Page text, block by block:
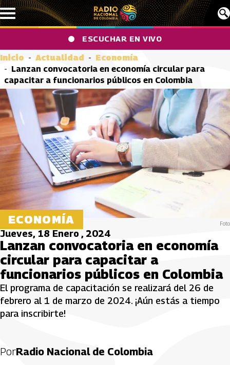
Pasar al contenido principal
ESCUCHAR EN VIVO
Inicio Actualidad
Economía
Lanzan convocatoria en economía circular para
capacitar a funcionarios públicos en Colombia
ECONOMÍA Foto
Jueves, 18 Enero , 2024
Lanzan convocatoria en economía
circular para capacitar a
funcionarios públicos en Colombia
El programa de capacitación se realizará del 26 de
febrero al 1 de marzo de 2024. ¡Aún estás a tiempo
para inscribirte!
PorRadio Nacional de Colombia